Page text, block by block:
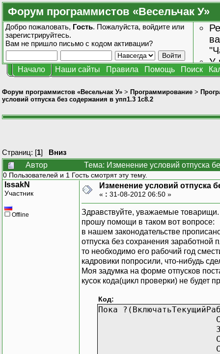
Форум программистов «Весельчак У»
Добро пожаловать, Гость. Пожалуйста, войдите или
зарегистрируйтесь.
Вам не пришло письмо с кодом активации?
У
Начало Наши сайты Правила Помощь Поиск
Форум программистов «Весельчак У» > Программирование >
условий отпуска без содержания в упп1.3 1с8.2
Страниц: [1] Вниз
Автор
Тема: Изменение условий отпуска
0 Пользователей и 1 Гость смотрят эту тему.
IssakN
Участник
Offline
Изменение условий отпуска
« : 31-08-2012 06:50 »
Здравствуйте, уважаемые товарищи.
прошу помощи в таком вот вопросе:
в нашем законодательстве
отпуска без сохранения заработной
то необходимо его рабочий год
кадровики попросили, что-нибудь
Моя задумка на форме отпусков
кусок кода(цикл проверки) не будет
Код:
Пока